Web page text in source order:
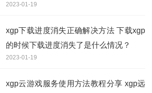
2023-01-19
xgp下载进度消失正确解决方法 下载xgp
的时候下载进度消失了是什么情况？
2023-01-19
xgp云游戏服务使用方法教程分享 xgp远